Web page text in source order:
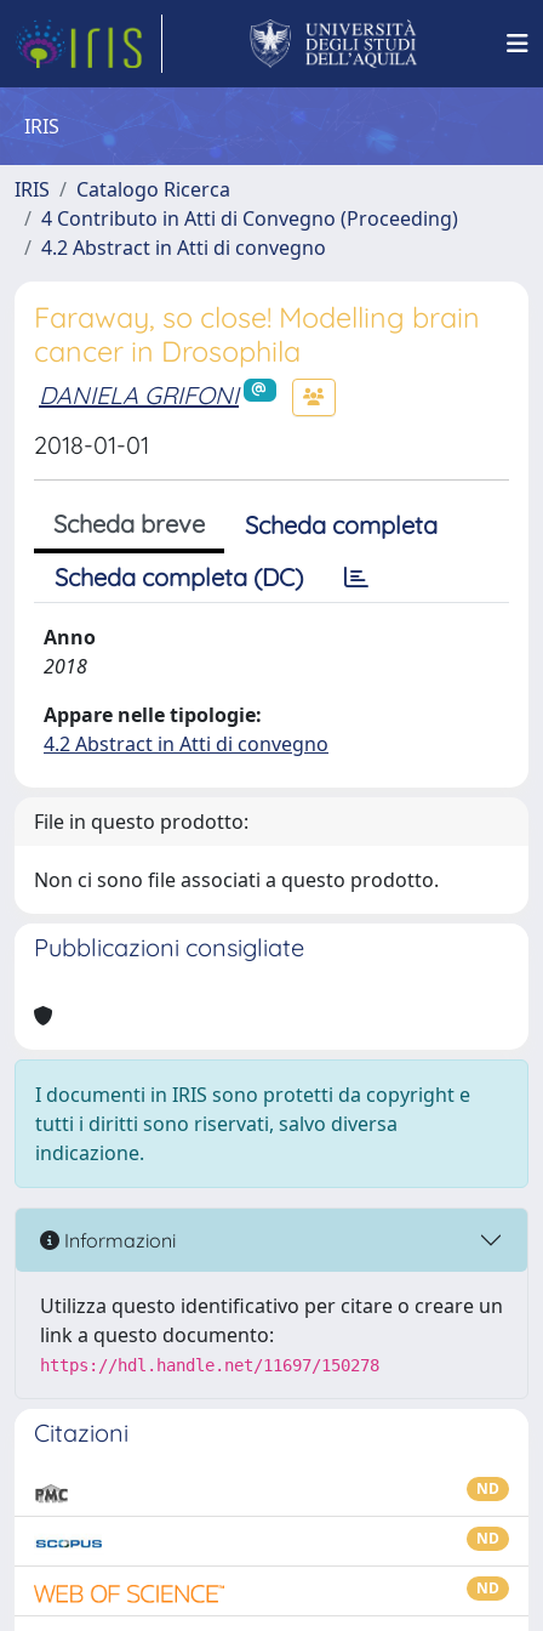
IRIS
IRIS
Catalogo Ricerca
4 Contributo in Atti di Convegno (Proceeding)
4.2 Abstract in Atti di convegno
Faraway, so close! Modelling brain
cancer in Drosophila
DANIELA GRIFONI
2018-01-01
Scheda breve
Scheda completa
Scheda completa (DC)
Anno
2018
Appare nelle tipologie:
4.2 Abstract in Atti di convegno
File in questo prodotto:
Non ci sono file associati a questo prodotto.
Pubblicazioni consigliate
I documenti in IRIS sono protetti da copyright e
tutti i diritti sono riservati, salvo diversa
indicazione.
Informazioni
Utilizza questo identificativo per citare o creare un
link a questo documento:
https://hdl.handle.net/11697/150278
Citazioni
ND
ND
ND